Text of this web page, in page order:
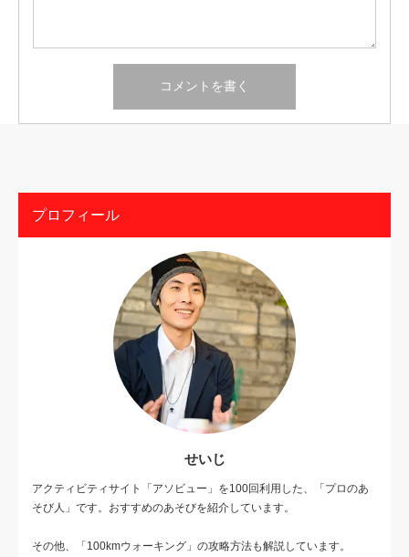
プロフィール
せいじ
アクティビティサイト「アソビュー」を100回利用した、「プロのあ
そび人」です。おすすめのあそびを紹介しています。
その他、「100kmウォーキング」の攻略方法も解説しています。